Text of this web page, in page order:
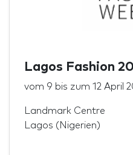
Lagos Fashion
vom 9 bis zum 12 April
Landmark Centre
Lagos (Nigerien)